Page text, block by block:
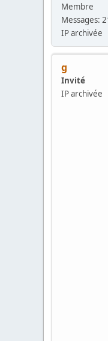
Membre
Messages:
IP archivée
g
Invité
IP archivée